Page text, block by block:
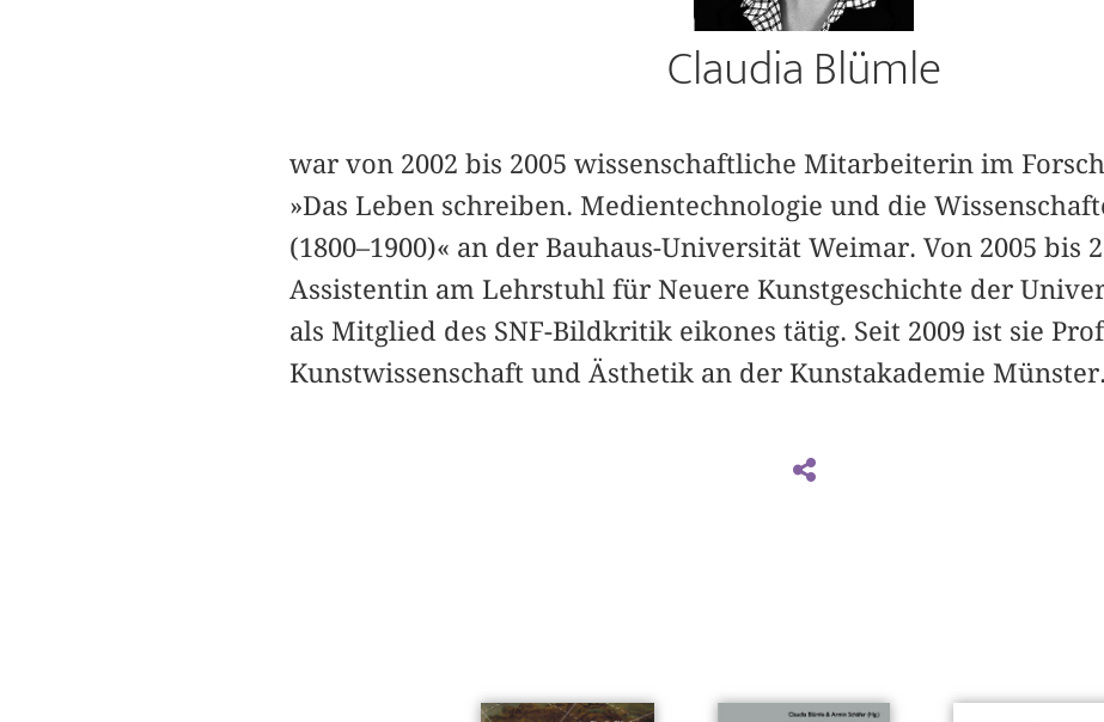
Claudia Blümle
war von 2002 bis 2005 wissenschaftliche Mitarbeiterin im
»Das Leben schreiben. Medientechnologie und die
(1800–1900)« an der Bauhaus-Universität Weimar. Von 2005 bis
Assistentin am Lehrstuhl für Neuere Kunstgeschichte der
als Mitglied des SNF-Bildkritik eikones tätig. Seit 2009 ist sie
Kunstwissenschaft und Ästhetik an der Kunstakademie Münster.